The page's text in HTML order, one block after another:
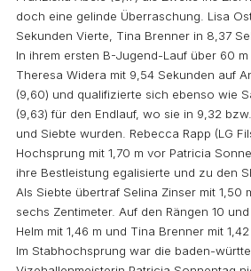
doch eine gelinde Überraschung. Lisa
Sekunden Vierte, Tina Brenner in 8,37
In ihrem ersten B-Jugend-Lauf über 60
Theresa Widera mit 9,54 Sekunden auf
(9,60) und qualifizierte sich ebenso wie
(9,63) für den Endlauf, wo sie in 9,32
und Siebte wurden. Rebecca Rapp (LG
Hochsprung mit 1,70 m vor Patricia
ihre Bestleistung egalisierte und zu den
Als Siebte übertraf Selina Zinser mit 1,50
sechs Zentimeter. Auf den Rängen 10
Helm mit 1,46 m und Tina Brenner mit 1,42
Im Stabhochsprung war die baden-